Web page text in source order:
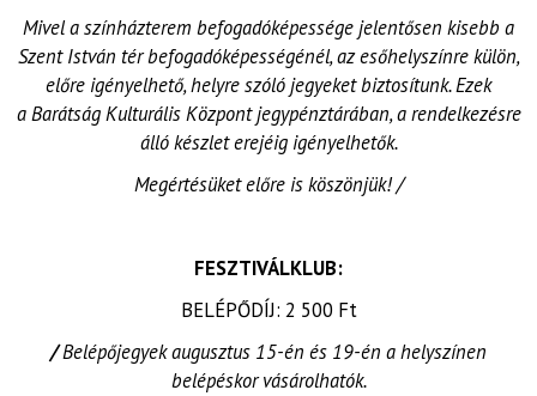
Mivel a színházterem befogadóképessége jelentősen kisebb a
Szent István tér befogadóképességénél, az esőhelyszínre külön,
előre igényelhető, helyre szóló jegyeket biztosítunk. Ezek
a Barátság Kulturális Központ jegypénztárában, a rendelkezésre
álló készlet erejéig igényelhetők.
Megértésüket előre is köszönjük! /
FESZTIVÁLKLUB:
BELÉPŐDÍJ: 2 500 Ft
/Belépőjegyek augusztus 15-én és 19-én a helyszínen
belépéskor vásárolhatók.